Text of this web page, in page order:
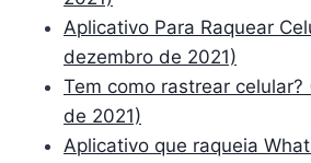
Aplicativo Para Raquear
dezembro de 2021)
Tem como rastrear
de 2021)
Aplicativo que raqueia